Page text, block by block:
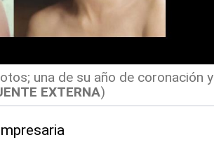
una de su año de coronación y
EXTERNA)